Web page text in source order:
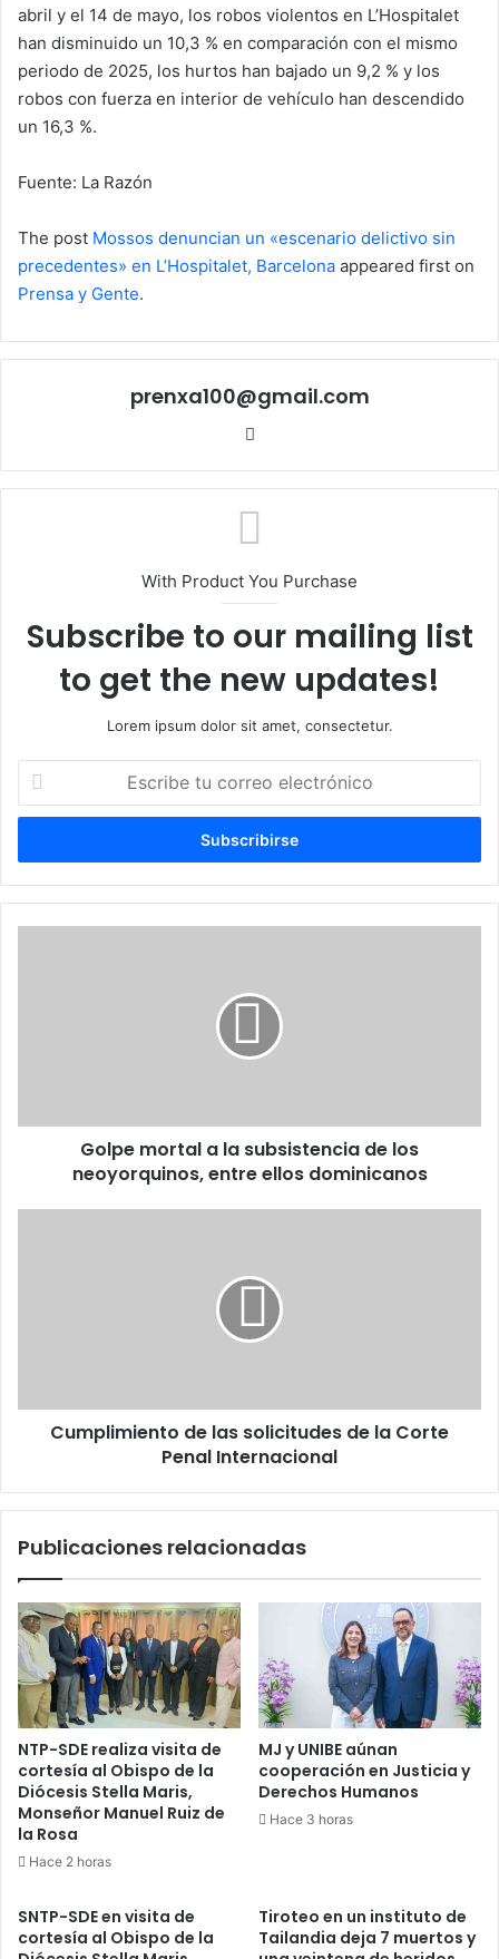
abril y el 14 de mayo, los robos violentos en L’Hospitalet
han disminuido un 10,3 % en comparación con el mismo
periodo de 2025, los hurtos han bajado un 9,2 % y los
robos con fuerza en interior de vehículo han descendido
un 16,3 %.
Fuente: La Razón
The post Mossos denuncian un «escenario delictivo sin
precedentes» en L’Hospitalet, Barcelona appeared first on
Prensa y Gente.
prenxa100@gmail.com
With Product You Purchase
Subscribe to our mailing list
to get the new updates!
Lorem ipsum dolor sit amet, consectetur.
Escribe
correo
entre
dominicanos
Golpe mortal a la subsistencia de los
neoyorquinos, entre ellos dominicanos
Internacional
Cumplimiento de las solicitudes de la Corte
Penal Internacional
Publicaciones relacionadas
NTP-SDE realiza visita de
cortesía al Obispo de la
Diócesis Stella Maris,
Monseñor Manuel Ruiz de
la Rosa
Hace 2 horas
MJ y UNIBE aúnan
cooperación en Justicia y
Derechos Humanos
Hace 3 horas
SNTP-SDE en visita de
cortesía al Obispo de la
Tiroteo en un instituto de
Tailandia deja 7 muertos y